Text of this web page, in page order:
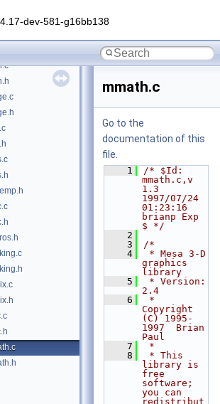
dev-581-g16bb138
mmath.c
Go to the
documentation of this
file.
    1
/* $Id:
mmath.c,v
1.3
1997/07/24
01:23:16
brianp Exp
$ */
    2
    3
/*
    4
* Mesa 3-D
graphics
library
    5
* Version:
2.4
    6
*
Copyright
(C) 1995-
1997  Brian
Paul
    7
*
    8
* This
library is
free
software;
you can
redistribut